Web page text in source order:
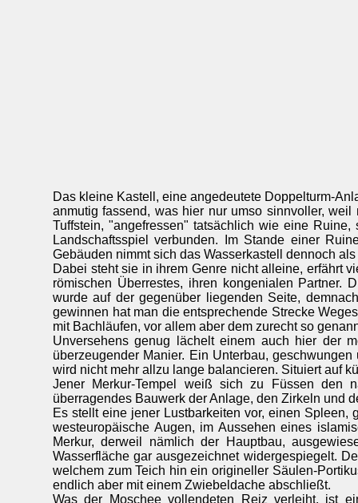
Das kleine Kastell, eine angedeutete Doppelturm-
anmutig fassend, was hier nur umso sinnvoller,
Tuffstein, "angefressen" tatsächlich wie eine
Landschaftsspiel verbunden. Im Stande einer
Gebäuden nimmt sich das Wasserkastell dennoch
Dabei steht sie in ihrem Genre nicht alleine, erfährt
römischen Überrestes, ihren kongenialen Partner.
wurde auf der gegenüber liegenden Seite,
gewinnen hat man die entsprechende Strecke
mit Bachläufen, vor allem aber dem zurecht so
Unversehens genug lächelt einem auch hier der
überzeugender Manier. Ein Unterbau,
wird nicht mehr allzu lange balancieren. Situiert auf
Jener Merkur-Tempel weiß sich zu Füssen den
überragendes Bauwerk der Anlage, den Zirkeln und
Es stellt eine jener Lustbarkeiten vor, einen
westeuropäische Augen, im Aussehen eines
Merkur, derweil nämlich der Hauptbau,
Wasserfläche gar ausgezeichnet widergespiegelt.
welchem zum Teich hin ein origineller Säulen-
endlich aber mit einem Zwiebeldache abschließt.
Was der Moschee vollendeten Reiz verleiht, ist